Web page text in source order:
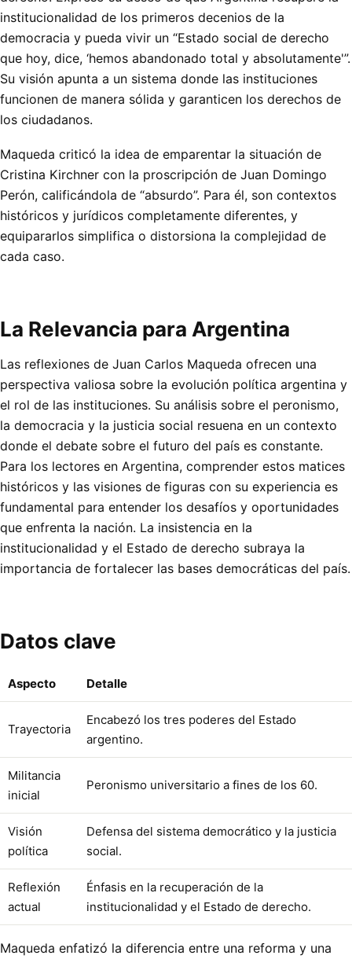
institucionalidad de los primeros decenios de la
democracia y pueda vivir un “Estado social de derecho
que hoy, dice, ‘hemos abandonado total y absolutamente'”.
Su visión apunta a un sistema donde las instituciones
funcionen de manera sólida y garanticen los derechos de
los ciudadanos.
Maqueda criticó la idea de emparentar la situación de
Cristina Kirchner con la proscripción de Juan Domingo
Perón, calificándola de “absurdo”. Para él, son contextos
históricos y jurídicos completamente diferentes, y
equipararlos simplifica o distorsiona la complejidad de
cada caso.
La Relevancia para Argentina
Las reflexiones de Juan Carlos Maqueda ofrecen una
perspectiva valiosa sobre la evolución política argentina y
el rol de las instituciones. Su análisis sobre el peronismo,
la democracia y la justicia social resuena en un contexto
donde el debate sobre el futuro del país es constante.
Para los lectores en Argentina, comprender estos matices
históricos y las visiones de figuras con su experiencia es
fundamental para entender los desafíos y oportunidades
que enfrenta la nación. La insistencia en la
institucionalidad y el Estado de derecho subraya la
importancia de fortalecer las bases democráticas del país.
Datos clave
Aspecto Detalle
Trayectoria
Encabezó los tres poderes del Estado
argentino.
Militancia
inicial
Peronismo universitario a fines de los 60.
Visión
política
Defensa del sistema democrático y la justicia
social.
Reflexión
actual
Énfasis en la recuperación de la
institucionalidad y el Estado de derecho.
Maqueda enfatizó la diferencia entre una reforma y una